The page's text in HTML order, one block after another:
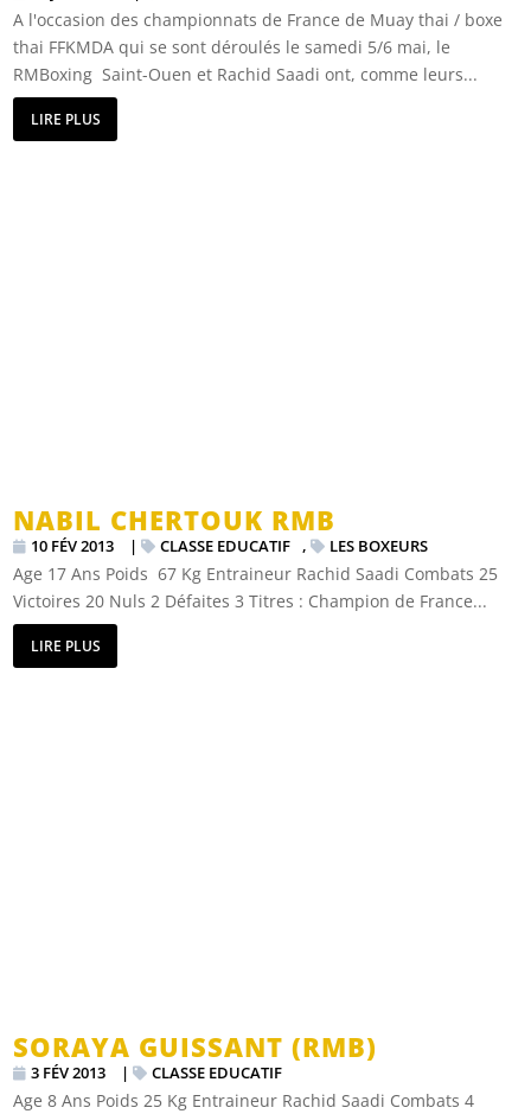
A l'occasion des championnats de France de Muay thai / boxe
thai FFKMDA qui se sont déroulés le samedi 5/6 mai, le
RMBoxing Saint-Ouen et Rachid Saadi ont, comme leurs...
LIRE PLUS
NABIL CHERTOUK RMB
10 FÉV 2013 | CLASSE EDUCATIF , LES BOXEURS
Age 17 Ans Poids 67 Kg Entraineur Rachid Saadi Combats 25
Victoires 20 Nuls 2 Défaites 3 Titres : Champion de France...
LIRE PLUS
SORAYA GUISSANT (RMB)
3 FÉV 2013 | CLASSE EDUCATIF
Age 8 Ans Poids 25 Kg Entraineur Rachid Saadi Combats 4